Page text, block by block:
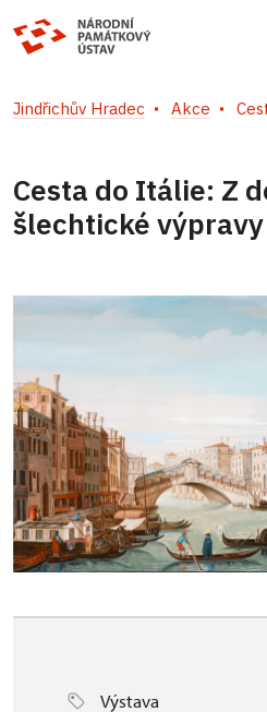
Jindřichův Hradec Akce
Cesta do Itálie: Z
šlechtické výpravy
Výstava